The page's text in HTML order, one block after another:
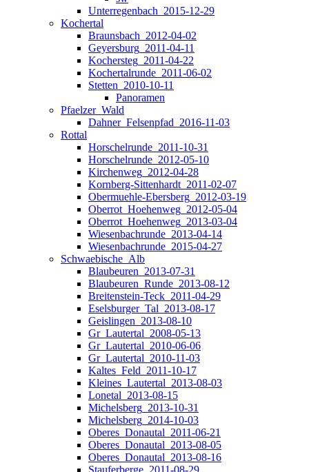
Unterregenbach_2015-12-29
Kochertal
Braunsbach_2012-04-02
Geyersburg_2011-04-11
Kochersteg_2011-04-22
Kochertalrunde_2011-06-02
Stetten_2010-10-11
Panoramen
Pfaelzer_Wald
Dahner_Felsenpfad_2016-11-03
Rottal
Horschelrunde_2011-10-31
Horschelrunde_2012-05-10
Kirchenweg_2012-04-28
Kornberg-Sittenhardt_2011-02-07
Obermuehle-Ebersberg_2012-03-19
Oberrot_Hoehenweg_2012-05-04
Oberrot_Hoehenweg_2013-03-04
Wiesenbachrunde_2013-04-14
Wiesenbachrunde_2015-04-27
Schwaebische_Alb
Blaubeuren_2013-07-31
Blaubeuren_Runde_2013-08-12
Breitenstein-Teck_2011-04-29
Eselsburger_Tal_2013-08-17
Geislingen_2013-08-10
Gr_Lautertal_2008-05-13
Gr_Lautertal_2010-06-06
Gr_Lautertal_2010-11-03
Kaltes_Feld_2011-10-17
Kleines_Lautertal_2013-08-03
Lonetal_2013-08-15
Michelsberg_2013-10-31
Michelsberg_2014-10-03
Oberes_Donautal_2011-06-21
Oberes_Donautal_2013-08-05
Oberes_Donautal_2013-08-16
Stauferberge_2011-08-29